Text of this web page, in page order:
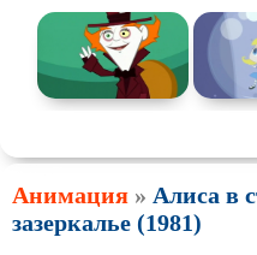
Анимация » Алиса в
зазеркалье (1981)